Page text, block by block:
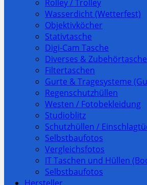
Rolley / Trolley
Wasserdicht (Wetterfest)
Objektivköcher
Stativtasche
Digi-Cam Tasche
Diverses &
Filtertaschen
Gurte & Tragesysteme
Regenschutzhüllen
Westen / Fotobekleidung
Studioblitz
Schutzhüllen /
Selbstbaufotos
Vergleichsfotos
IT Taschen und Hüllen
Selbstbaufotos